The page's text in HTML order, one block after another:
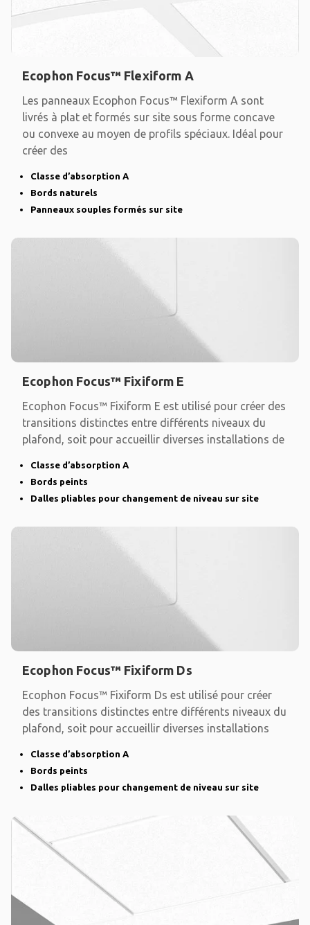
Ecophon Focus™ Flexiform A
Les panneaux Ecophon Focus™ Flexiform A sont
livrés à plat et formés sur site sous forme concave
ou convexe au moyen de profils spéciaux. Idéal pour
créer des
Classe d’absorption A
Bords naturels
Panneaux souples formés sur site
Ecophon Focus™ Fixiform E
Ecophon Focus™ Fixiform E est utilisé pour créer des
transitions distinctes entre différents niveaux du
plafond, soit pour accueillir diverses installations de
Classe d’absorption A
Bords peints
Dalles pliables pour changement de niveau sur site
Ecophon Focus™ Fixiform Ds
Ecophon Focus™ Fixiform Ds est utilisé pour créer
des transitions distinctes entre différents niveaux du
plafond, soit pour accueillir diverses installations
Classe d’absorption A
Bords peints
Dalles pliables pour changement de niveau sur site